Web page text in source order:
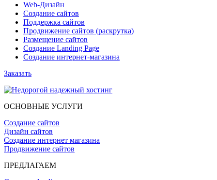
Web-Дизайн
Создание сайтов
Поддержка сайтов
Продвижение сайтов (раскрутка)
Размещение сайтов
Создание Landing Page
Создание интернет-магазина
Заказать
ОСНОВНЫЕ УСЛУГИ
Создание сайтов
Дизайн сайтов
Создание интернет магазина
Продвижение сайтов
ПРЕДЛАГАЕМ